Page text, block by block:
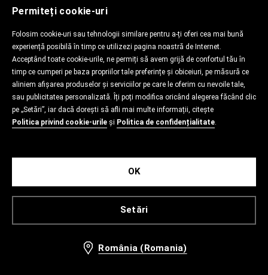
Permiteți cookie-uri
Folosim cookie-uri sau tehnologii similare pentru a-ți oferi cea mai bună
experiență posibilă în timp ce utilizezi pagina noastră de Internet.
Acceptând toate cookie-urile, ne permiți să avem grijă de confortul tău în
timp ce cumperi pe baza propriilor tale preferințe și obiceiuri, pe măsură ce
aliniem afișarea produselor și serviciilor pe care le oferim cu nevoile tale,
sau publicitatea personalizată. Îți poți modifica oricând alegerea făcând clic
pe „Setări”, iar dacă dorești să afli mai multe informații, citește
Politica privind cookie-urile și Politica de confidențialitate.
Setări
OK
România (Romania)